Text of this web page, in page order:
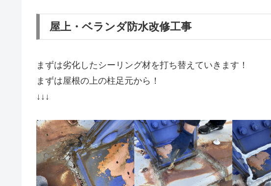
屋上・ベランダ防水改修工事
まずは劣化したシーリング材を打ち替えていきます！
まずは屋根の上の柱足元から！
↓↓↓